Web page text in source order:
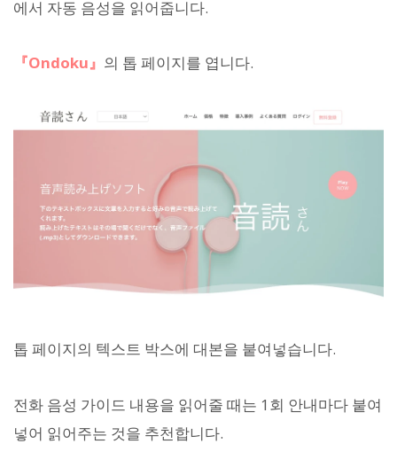
에서 자동 음성을 읽어줍니다.
『Ondoku』 의 톱 페이지를 엽니다.
톱 페이지의 텍스트 박스에 대본을 붙여넣습니다.
전화 음성 가이드 내용을 읽어줄 때는 1회 안내마다 붙여
넣어 읽어주는 것을 추천합니다.